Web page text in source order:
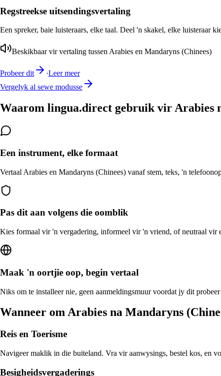
Regstreekse uitsendingsvertaling
Een spreker, baie luisteraars, elke taal. Deel 'n skakel, elke luisteraar
Beskikbaar vir vertaling tussen Arabies en Mandaryns (Chinees)
Probeer dit ·Leer meer
Vergelyk al sewe modusse
Waarom lingua.direct gebruik vir Arabies
Een instrument, elke formaat
Vertaal Arabies en Mandaryns (Chinees) vanaf stem, teks, 'n
Pas dit aan volgens die oomblik
Kies formaal vir 'n vergadering, informeel vir 'n vriend, of neutraal vir
Maak 'n oortjie oop, begin vertaal
Niks om te installeer nie, geen aanmeldingsmuur voordat jy dit
Wanneer om Arabies na Mandaryns
Reis en Toerisme
Navigeer maklik in die buiteland. Vra vir aanwysings, bestel kos, en
Besigheidsvergaderings